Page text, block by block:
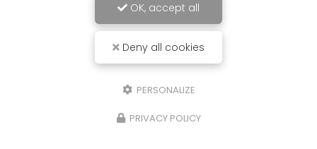
OK, accept all
Deny all cookies
PERSONALIZE
PRIVACY POLICY